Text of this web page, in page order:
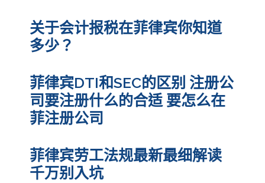
关于会计报税在菲律宾你知道
多少？
菲律宾DTI和SEC的区别 注册公
司要注册什么的合适 要怎么在
菲注册公司
菲律宾劳工法规最新最细解读
千万别入坑